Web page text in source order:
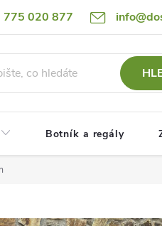
775 020 877
vrácení zboží Blog
Botník a regály